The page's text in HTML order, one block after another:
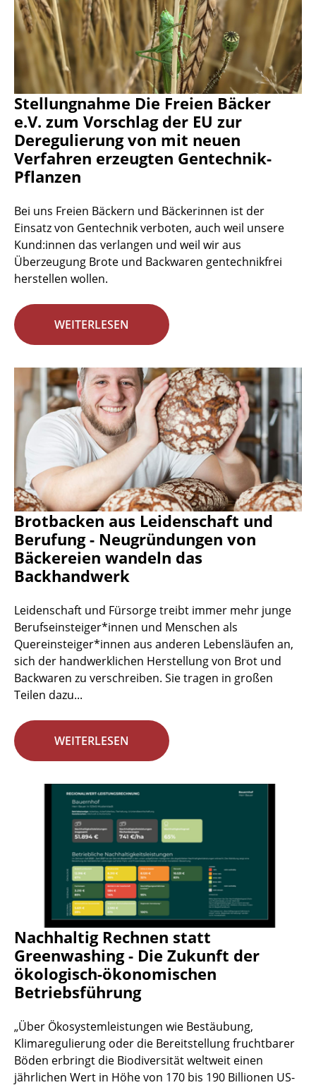
Stellungnahme Die Freien Bäcker
e.V. zum Vorschlag der EU zur
Deregulierung von mit neuen
Verfahren erzeugten Gentechnik-
Pflanzen
Bei uns Freien Bäckern und Bäckerinnen ist der
Einsatz von Gentechnik verboten, auch weil unsere
Kund:innen das verlangen und weil wir aus
Überzeugung Brote und Backwaren gentechnikfrei
herstellen wollen.
WEITERLESEN
Brotbacken aus Leidenschaft und
Berufung - Neugründungen von
Bäckereien wandeln das
Backhandwerk
Leidenschaft und Fürsorge treibt immer mehr junge
Berufseinsteiger*innen und Menschen als
Quereinsteiger*innen aus anderen Lebensläufen an,
sich der handwerklichen Herstellung von Brot und
Backwaren zu verschreiben. Sie tragen in großen
Teilen dazu...
WEITERLESEN
Nachhaltig Rechnen statt
Greenwashing - Die Zukunft der
ökologisch-ökonomischen
Betriebsführung
„Über Ökosystemleistungen wie Bestäubung,
Klimaregulierung oder die Bereitstellung fruchtbarer
Böden erbringt die Biodiversität weltweit einen
jährlichen Wert in Höhe von 170 bis 190 Billionen US-